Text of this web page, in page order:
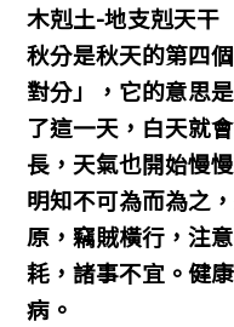
木剋土-地支剋天干
秋分是秋天的第四
對分」，它的意思
了這一天，白天就
長，天氣也開始慢
明知不可為而為之
原，竊賊橫行，注
耗，諸事不宜。健
病。